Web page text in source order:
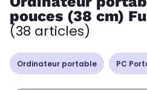
pouces (38 cm)
(38 articles)
Ordinateur portable PC